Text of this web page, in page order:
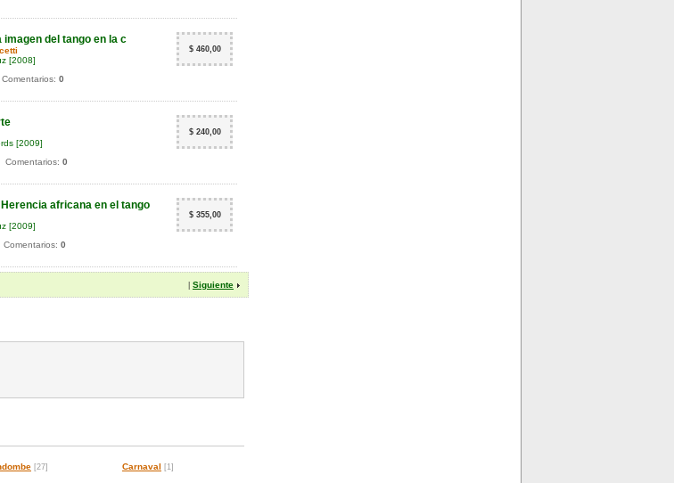
imagen del tango en la c
[2008]
$ 460,00
Comentarios: 0
[2009]
$ 240,00
Comentarios: 0
africana en el tango
[2009]
$ 355,00
Comentarios: 0
Siguiente
[27] Carnaval [1]